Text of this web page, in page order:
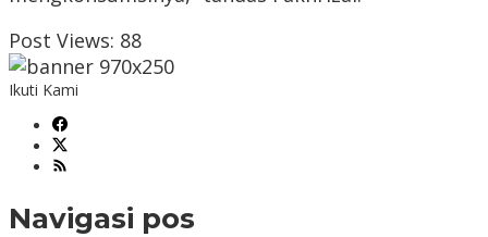
Post Views: 88
Ikuti Kami
Navigasi pos